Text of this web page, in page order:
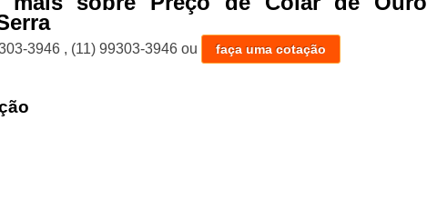
3946 , (11) 99303-3946 ou faça uma cotação